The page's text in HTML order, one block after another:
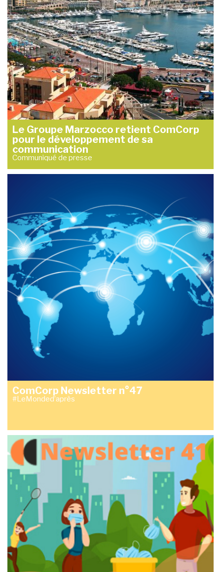
Le Groupe Marzocco retient ComCorp
pour le développement de sa
communication
Communiqué de presse
ComCorp Newsletter n°47
#LeMonded’après